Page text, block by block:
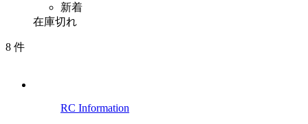
新着
在庫切れ
8 件
RC Information